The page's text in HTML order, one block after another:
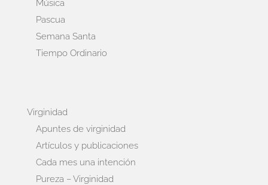
Música
Pascua
Semana Santa
Tiempo Ordinario
Virginidad
Apuntes de virginidad
Artículos y publicaciones
Cada mes una intención
Pureza – Virginidad